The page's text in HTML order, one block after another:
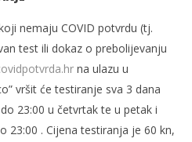
nemaju COVID potvrdu (tj.
test ili dokaz o prebolijevanju
na ulazu u
vršit će testiranje sva 3 dana
23:00 u četvrtak te u petak i
23:00 . Cijena testiranja je 60 kn,